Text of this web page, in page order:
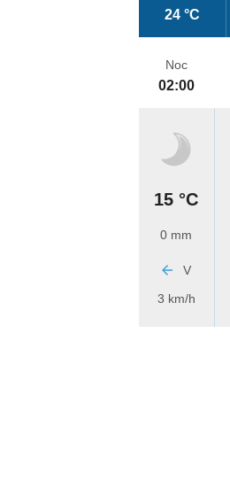
24 °C
Noc
02:00
15 °C
0 mm
V
3 km/h